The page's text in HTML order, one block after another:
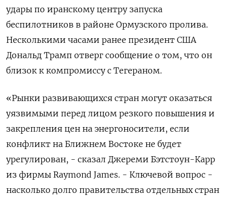
⁠удары по иранскому центру запуска
беспилотников ‌в районе Ормузского пролива.
Несколькими часами ‌ранее президент США
Дональд Трамп отверг сообщение о том, что он
близок ​к компромиссу с Тегераном.
«Рынки развивающихся стран могут оказаться
уязвимыми ‌перед лицом резкого повышения и
закрепления цен на энергоносители, если ​
конфликт на Ближнем Востоке не будет
урегулирован, - сказал Джереми Бэтстоун-Карр
‌из фирмы Raymond James. - Ключевой вопрос -
насколько долго правительства отдельных стран